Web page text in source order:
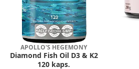
APOLLO'S HEGEMONY
Diamond Fish Oil D3 & K2
120 kaps.